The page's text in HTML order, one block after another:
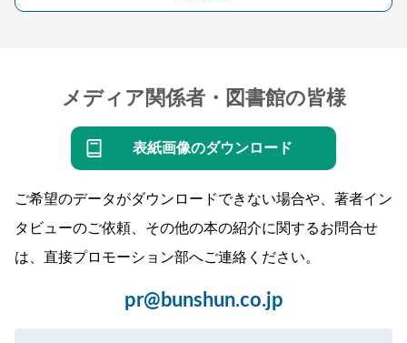
メディア関係者・図書館の皆様
表紙画像のダウンロード
ご希望のデータがダウンロードできない場合や、著者イン
タビューのご依頼、その他の本の紹介に関するお問合せ
は、直接プロモーション部へご連絡ください。
pr@bunshun.co.jp